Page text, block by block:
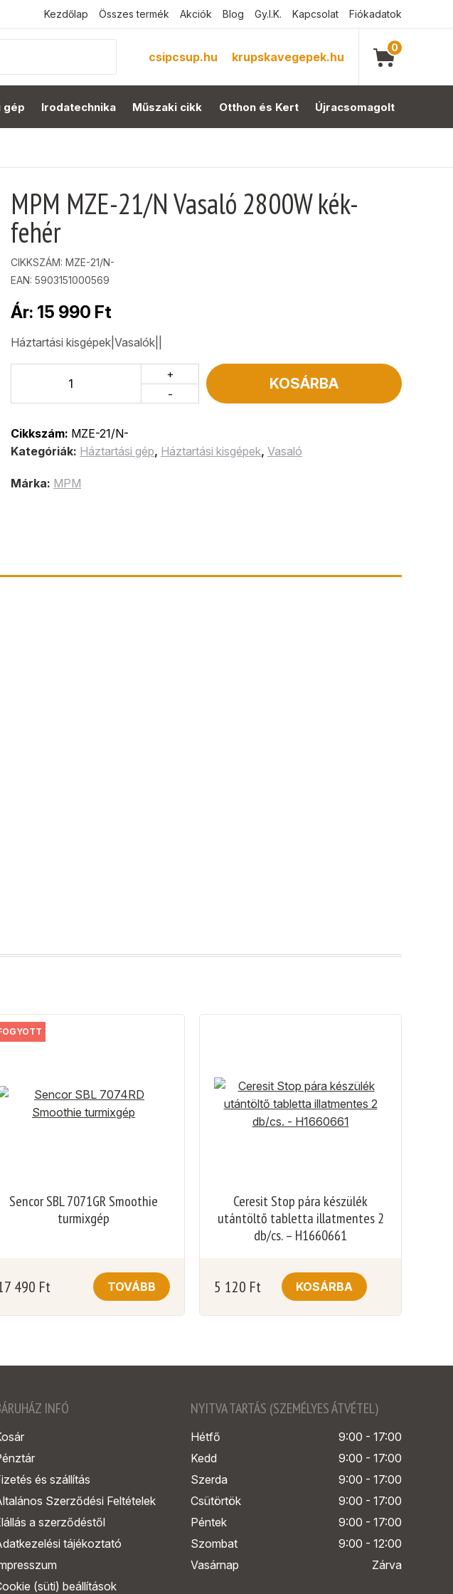
Kezdőlap Összes termék Akciók Blog Gy.I.K. Kapcsolat Fiókadatok
csipcsup.hu krupskavegepek.hu
0
gép Irodatechnika Műszaki cikk Otthon és Kert Újracsomagolt
MPM MZE-21/N Vasaló 2800W kék-
fehér
CIKKSZÁM: MZE-21/N-
EAN: 5903151000569
Ár: 15 990 Ft
Háztartási kisgépek|Vasalók||
-
+
KOSÁRBA
Cikkszám: MZE-21/N-
Kategóriák: Háztartási gép, Háztartási kisgépek, Vasaló
Márka: MPM
Sencor SBL 7071GR Smoothie
turmixgép
490 Ft TOVÁBB
Ceresit Stop pára készülék
utántöltő tabletta illatmentes 2
db/cs. – H1660661
5 120 Ft KOSÁRBA
INFÓ
és szállítás
Szerződési Feltételek
a szerződéstől
tájékoztató
(süti) beállítások
NYITVA TARTÁS (SZEMÉLYES ÁTVÉTEL)
Hétfő
9:00 - 17:00
Kedd
9:00 - 17:00
Szerda
9:00 - 17:00
Csütörtök
9:00 - 17:00
Péntek
9:00 - 17:00
Szombat
9:00 - 12:00
Vasárnap
Zárva